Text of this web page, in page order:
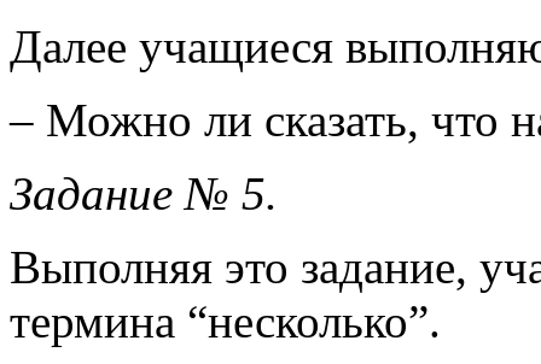
Далее учащиеся
– Можно ли сказать, что
Задание № 5.
Выполняя это задание,
термина “несколько”.